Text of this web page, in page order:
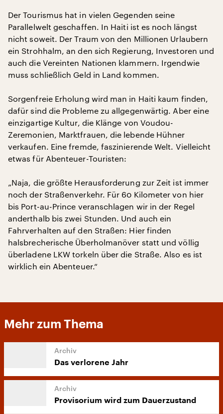
Der Tourismus hat in vielen Gegenden seine
Parallelwelt geschaffen. In Haiti ist es noch längst
nicht soweit. Der Traum von den Millionen Urlaubern
ein Strohhalm, an den sich Regierung, Investoren und
auch die Vereinten Nationen klammern. Irgendwie
muss schließlich Geld in Land kommen.
Sorgenfreie Erholung wird man in Haiti kaum finden,
dafür sind die Probleme zu allgegenwärtig. Aber eine
einzigartige Kultur, die Klänge von Voudou-
Zeremonien, Marktfrauen, die lebende Hühner
verkaufen. Eine fremde, faszinierende Welt. Vielleicht
etwas für Abenteuer-Touristen:
„Naja, die größte Herausforderung zur Zeit ist immer
noch der Straßenverkehr. Für 60 Kilometer von hier
bis Port-au-Prince veranschlagen wir in der Regel
anderthalb bis zwei Stunden. Und auch ein
Fahrverhalten auf den Straßen: Hier finden
halsbrecherische Überholmanöver statt und völlig
überladene LKW torkeln über die Straße. Also es ist
wirklich ein Abenteuer.“
Mehr zum Thema
Das verlorene Jahr
Provisorium wird zum Dauerzustand